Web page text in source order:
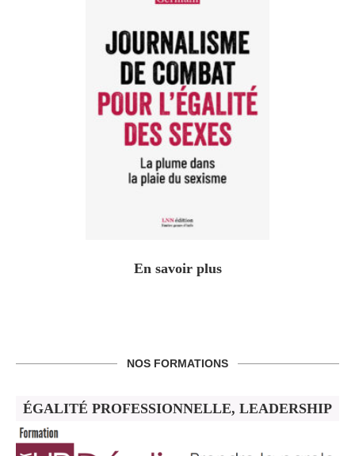
En savoir plus
NOS FORMATIONS
ÉGALITÉ PROFESSIONNELLE, LEADERSHIP